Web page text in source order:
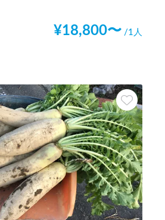
¥18,800〜 /1人